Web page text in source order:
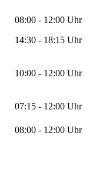
08:00 - 12:00 Uhr
14:30 - 18:15 Uhr
10:00 - 12:00 Uhr
07:15 - 12:00 Uhr
08:00 - 12:00 Uhr